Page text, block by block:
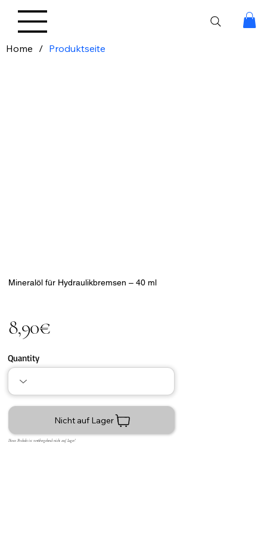
Home / Produktseite
Mineralöl für Hydraulikbremsen – 40 ml
8,90€
Quantity
Nicht auf Lager
Dieses Produkt ist vorübergehend nicht auf Lager!